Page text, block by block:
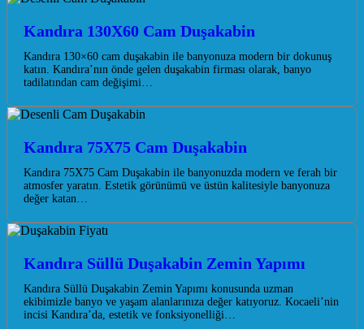
Kandıra 130X60 Cam Duşakabin
Kandıra 130×60 cam duşakabin ile banyonuza modern bir dokunuş
katın. Kandıra’nın önde gelen duşakabin firması olarak, banyo
tadilatından cam değişimi…
Kandıra 75X75 Cam Duşakabin
Kandıra 75X75 Cam Duşakabin ile banyonuzda modern ve ferah bir
atmosfer yaratın. Estetik görünümü ve üstün kalitesiyle banyonuza
değer katan…
Kandıra Süllü Duşakabin Zemin Yapımı
Kandıra Süllü Duşakabin Zemin Yapımı konusunda uzman
ekibimizle banyo ve yaşam alanlarınıza değer katıyoruz. Kocaeli’nin
incisi Kandıra’da, estetik ve fonksiyonelliği…